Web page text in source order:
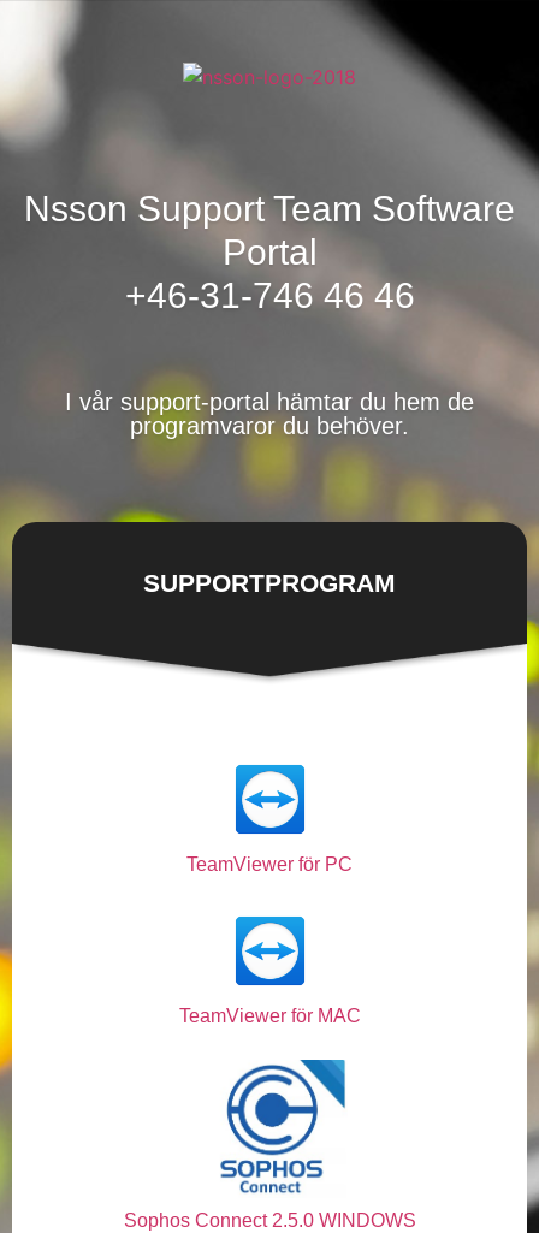
Nsson Support Team Software
Portal
+46-31-746 46 46
I vår support-portal hämtar du hem de
programvaror du behöver.
SUPPORTPROGRAM
TeamViewer för PC
TeamViewer för MAC
Sophos Connect 2.5.0 WINDOWS